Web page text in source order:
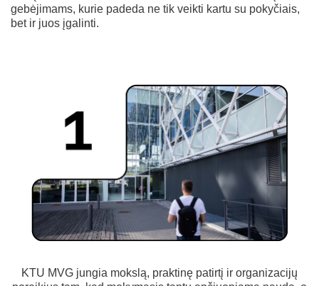
gebėjimams, kurie padeda ne tik veikti kartu su pokyčiais,
bet ir juos įgalinti.
KTU MVG jungia mokslą, praktinę patirtį ir organizacijų